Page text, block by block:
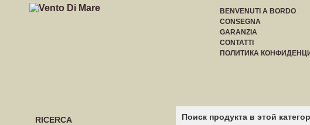
BENVENUTI A BORDO
CONSEGNA
GARANZIA
CONTATTI
ПОЛИТИКА
RICERCA Поиск продукта в этой